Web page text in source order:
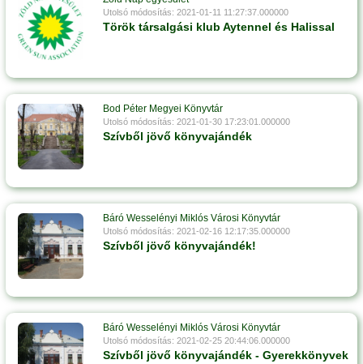
Utolsó módosítás: 2021-01-11 11:27:37.000000
Török társalgási klub Aytennel és Halissal
Bod Péter Megyei Könyvtár
Utolsó módosítás: 2021-01-30 17:23:01.000000
Szívből jövő könyvajándék
Báró Wesselényi Miklós Városi Könyvtár
Utolsó módosítás: 2021-02-16 12:17:35.000000
Szívből jövő könyvajándék!
Báró Wesselényi Miklós Városi Könyvtár
Utolsó módosítás: 2021-02-25 20:44:06.000000
Szívből jövő könyvajándék - Gyerekkönyvek